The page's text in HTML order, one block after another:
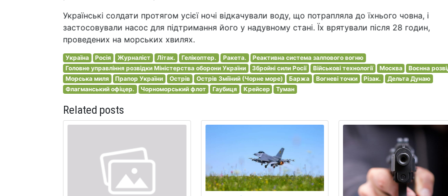
Українські солдати протягом усієї ночі відкачували воду, що потрапляла до їхнього човна, і
застосовували насос для підтримання його у надувному стані. Їх врятували після 28 годин,
проведених на морських хвилях.
Україна Росія Журналіст Літак. Гелікоптер. Ракета.
Реактивна система залпового вогню
Головне управління розвідки Міністерства оборони України
Збройні сили Росії Військові технології Москва
Воєнна
Морська миля
Прапор України Острів Острів Зміїний (Чорне море) Баржа Вогневі точки Різак.
Дельта Дунаю
Флагманський офіцер.
Чорноморський флот Гаубиця Крейсер Туман
Related posts